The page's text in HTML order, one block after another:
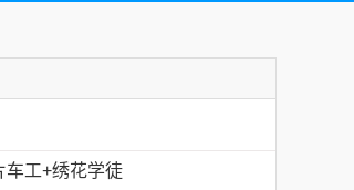
车工+绣花学徒